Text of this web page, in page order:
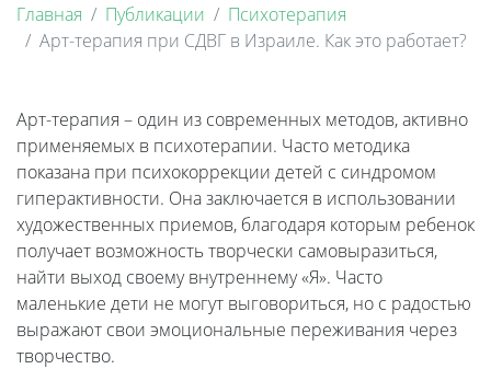
Главная Публикации
Психотерапия
Арт-терапия при СДВГ в Израиле. Как это работает?
Арт-терапия – один из современных методов, активно
применяемых в психотерапии. Часто методика
показана при психокоррекции детей с синдромом
гиперактивности. Она заключается в использовании
художественных приемов, благодаря которым ребенок
получает возможность творчески самовыразиться,
найти выход своему внутреннему «Я». Часто
маленькие дети не могут выговориться, но с радостью
выражают свои эмоциональные переживания через
творчество.